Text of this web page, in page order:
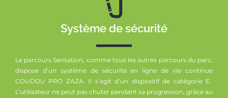
Système de sécurité
Le parcours Sensation, comme tous les autres parcours du parc,
dispose d’un système de sécurité en ligne de vie continue
COUDOU PRO ZAZA. Il s’agit d’un dispositif de catégorie E.
L’utilisateur ne peut pas chuter pendant sa progression, grâce au